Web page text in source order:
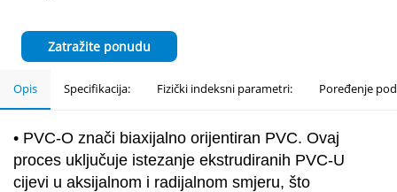
Zatražite ponudu
Opis Specifikacija: Fizički indeksni parametri: Poređenje
• PVC-O znači biaxijalno orijentiran PVC. Ovaj
proces uključuje istezanje ekstrudiranih PVC-U
cijevi u aksijalnom i radijalnom smjeru, što